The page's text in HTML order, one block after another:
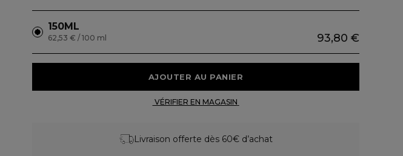
150ML
93,80 €
62,53 € / 100 ml
Livraison offerte dès 60€ d’achat